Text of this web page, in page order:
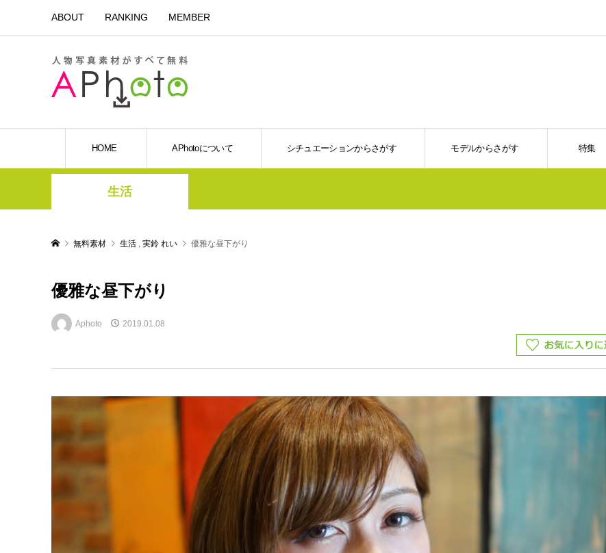
ABOUT RANKING MEMBER
HOME APhotoについて シチュエーションからさがす モデルからさがす 特集
生活
無料素材 生活 , 実鈴 れい 優雅な昼下がり
優雅な昼下がり
Aphoto 2019.01.08